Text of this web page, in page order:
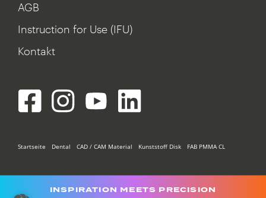
AGB
Instruction for Use (IFU)
Kontakt
Startseite Dental CAD / CAM Material Kunststoff Disk FAB PMMA CL
INSPIRATION MEETS PRECISION